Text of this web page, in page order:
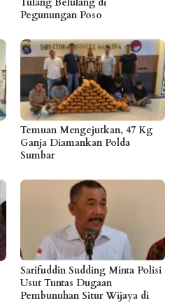
Pegunungan Poso
Temuan Mengejutkan, 47 Kg
Ganja Diamankan Polda
Sumbar
Sarifuddin Sudding Minta Polisi
Usut Tuntas Dugaan
Pembunuhan Situr Wijaya di